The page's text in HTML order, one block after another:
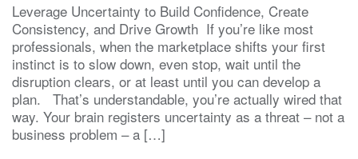
Leverage Uncertainty to Build Confidence, Create
Consistency, and Drive Growth If you’re like most
professionals, when the marketplace shifts your first
instinct is to slow down, even stop, wait until the
disruption clears, or at least until you can develop a
plan. That’s understandable, you’re actually wired that
way. Your brain registers uncertainty as a threat – not a
business problem – a […]